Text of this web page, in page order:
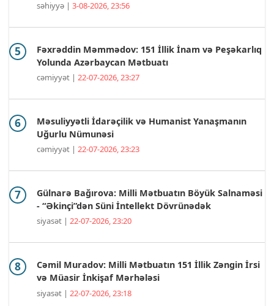
səhiyyə | 3-08-2026, 23:56
Fəxrəddin Məmmədov: 151 İllik İnam və Peşəkarlıq
Yolunda Azərbaycan Mətbuatı
cəmiyyət | 22-07-2026, 23:27
Məsuliyyətli İdarəçilik və Humanist Yanaşmanın
Uğurlu Nümunəsi
cəmiyyət | 22-07-2026, 23:23
Gülnarə Bağırova: Milli Mətbuatın Böyük Salnaməsi
- “Əkinçi”dən Süni İntellekt Dövrünədək
siyasət | 22-07-2026, 23:20
Cəmil Muradov: Milli Mətbuatın 151 İllik Zəngin İrsi
və Müasir İnkişaf Mərhələsi
siyasət | 22-07-2026, 23:18